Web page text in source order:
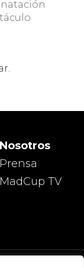
Nosotros
Prensa
MadCup TV